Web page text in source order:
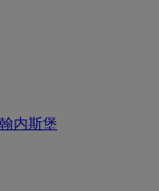
内斯堡